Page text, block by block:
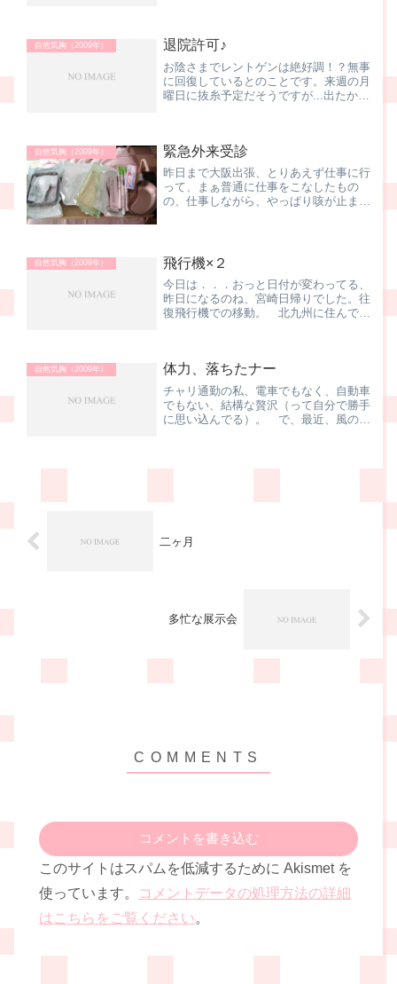
スステーションで予約。さき...
自然気胸（2009年） 退院許可♪
お陰さまでレントゲンは絶好調！？無事
に回復しているとのことです。来週の月
曜日に抜糸予定だそうですが...出たかっ
最後の最後まで...
自然気胸（2009年） 緊急外来受診
昨日まで大阪出張、とりあえず仕事に行
って、まぁ普通に仕事をこなしたもの
の、仕事しながら、やっぱり咳が止まら
て行ってもらいました。入口...
自然気胸（2009年） 飛行機×２
今日は．．．おっと日付が変わってる、
昨日になるのね、宮崎日帰りでした。往
復飛行機での移動。 北九州に住んでた
機。って言うか、退院して...
自然気胸（2009年） 体力、落ちたナー
チャリ通勤の私、電車でもなく、自動車
でもない、結構な贅沢（って自分で勝手
に思い込んでる）。 で、最近、風の強
二ヶ月
多忙な展示会
コメントを書き込む
このサイトはスパムを低減するために Akismet を
使っています。
コメントデータの処理方法の詳細
はこちらをご覧ください。